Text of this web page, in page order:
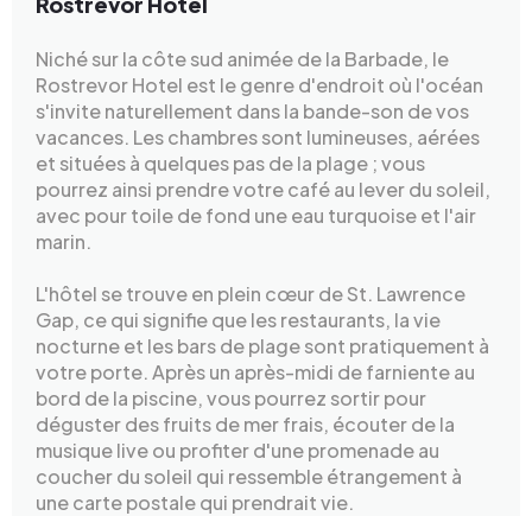
Niché sur la côte sud animée de la Barbade, le
Rostrevor Hotel est le genre d'endroit où l'océan
s'invite naturellement dans la bande-son de vos
vacances. Les chambres sont lumineuses, aérées
et situées à quelques pas de la plage ; vous
pourrez ainsi prendre votre café au lever du soleil,
avec pour toile de fond une eau turquoise et l'air
marin.
L'hôtel se trouve en plein cœur de St. Lawrence
Gap, ce qui signifie que les restaurants, la vie
nocturne et les bars de plage sont pratiquement à
votre porte. Après un après-midi de farniente au
bord de la piscine, vous pourrez sortir pour
déguster des fruits de mer frais, écouter de la
musique live ou profiter d'une promenade au
coucher du soleil qui ressemble étrangement à
une carte postale qui prendrait vie.